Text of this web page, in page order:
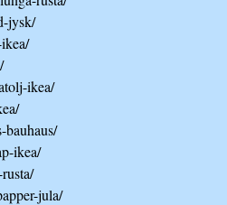
jysk/
ikea/
bauhaus/
ikea/
jula/